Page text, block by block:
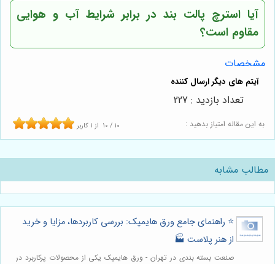
آیا استرچ پالت بند در برابر شرایط آب و هوایی
مقاوم است؟
مشخصات
به این مقاله امتیاز بدهید : 10 / 10 از 1 کاربر
تعداد بازدید : 227
مطالب مشابه
⭐️ راهنمای جامع ورق هایمپک: بررسی کاربردها، مزایا و خرید
از هنر پلاست 🏭
صنعت بسته بندی در تهران - ورق هایمپک یکی از محصولات پرکاربرد در